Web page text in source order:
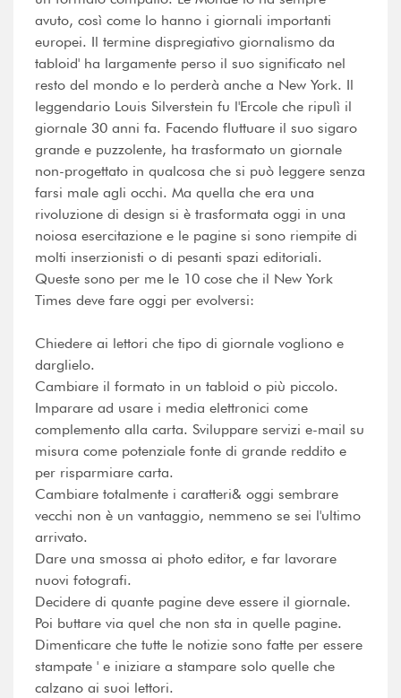
avuto, così come lo hanno i giornali importanti
europei. Il termine dispregiativo giornalismo da
tabloid' ha largamente perso il suo significato nel
resto del mondo e lo perderà anche a New York. Il
leggendario Louis Silverstein fu l'Ercole che ripulì il
giornale 30 anni fa. Facendo fluttuare il suo sigaro
grande e puzzolente, ha trasformato un giornale
non-progettato in qualcosa che si può leggere senza
farsi male agli occhi. Ma quella che era una
rivoluzione di design si è trasformata oggi in una
noiosa esercitazione e le pagine si sono riempite di
molti inserzionisti o di pesanti spazi editoriali.
Queste sono per me le 10 cose che il New York
Times deve fare oggi per evolversi:
Chiedere ai lettori che tipo di giornale vogliono e
darglielo.
Cambiare il formato in un tabloid o più piccolo.
Imparare ad usare i media elettronici come
complemento alla carta. Sviluppare servizi e-mail su
misura come potenziale fonte di grande reddito e
per risparmiare carta.
Cambiare totalmente i caratteri& oggi sembrare
vecchi non è un vantaggio, nemmeno se sei l'ultimo
arrivato.
Dare una smossa ai photo editor, e far lavorare
nuovi fotografi.
Decidere di quante pagine deve essere il giornale.
Poi buttare via quel che non sta in quelle pagine.
Dimenticare che tutte le notizie sono fatte per essere
stampate ' e iniziare a stampare solo quelle che
calzano ai suoi lettori.